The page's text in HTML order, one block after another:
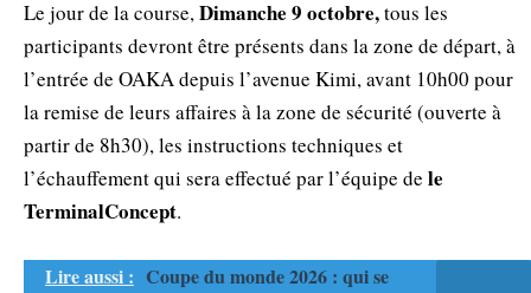
Le jour de la course,Dimanche 9 octobre,tous les
participants devront être présents dans la zone de départ, à
l’entrée de OAKA depuis l’avenue Kimi, avant 10h00 pour
la remise de leurs affaires à la zone de sécurité (ouverte à
partir de 8h30), les instructions techniques et
l’échauffement qui sera effectué par l’équipe de le
TerminalConcept.
Lire aussi : Coupe du monde 2026 : qui se